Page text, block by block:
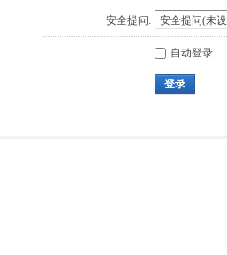
安全提问:
自动登录
登录